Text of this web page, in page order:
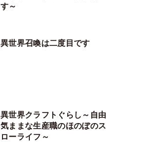
す～
異世界召喚は二度目です
異世界クラフトぐらし～自由
気ままな生産職のほのぼのス
ローライフ～